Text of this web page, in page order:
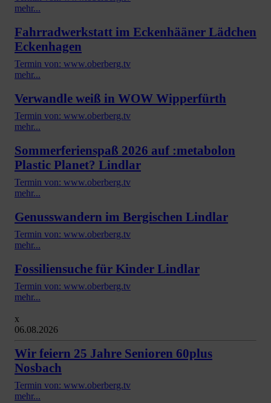
mehr...
Fahrradwerkstatt im Eckenhääner Lädchen
Eckenhagen
Termin von: www.oberberg.tv
mehr...
Verwandle weiß in WOW Wipperfürth
Termin von: www.oberberg.tv
mehr...
Sommerferienspaß 2026 auf :metabolon
Plastic Planet? Lindlar
Termin von: www.oberberg.tv
mehr...
Genusswandern im Bergischen Lindlar
Termin von: www.oberberg.tv
mehr...
Fossiliensuche für Kinder Lindlar
Termin von: www.oberberg.tv
mehr...
x
06.08.2026
Wir feiern 25 Jahre Senioren 60plus
Nosbach
Termin von: www.oberberg.tv
mehr...